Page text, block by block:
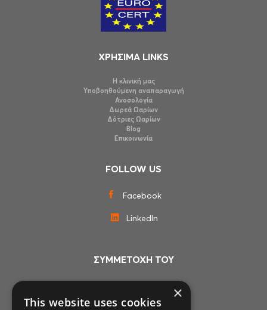
ΧΡΗΣΙΜΑ LINKS
Η κλινική μας
Υποβοηθούμενη αναπαραγωγή
Ανοσολογία
Δωρεά Ωαρίων
Δότριες Ωαρίων
Blog
Επικοινωνία
FOLLOW US
Facebook
LinkedIn
ΣΥΜΜΕΤΟΧΗ ΤΟΥ
×
This website uses cookies